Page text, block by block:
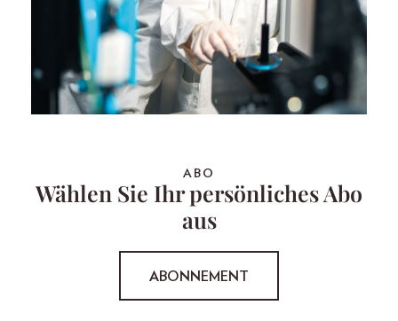
ABO
Wählen Sie Ihr persönliches Abo
aus
ABONNEMENT